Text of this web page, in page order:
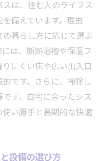
期間の違いを詳しく
られる見積もりのポ
を実現する方法
長持ちさせる使い方
ナンス方法と注意点
は、住む人のライフス
備えています。理由
暮らし方に応じて選ぶ
は、断熱浴槽や保温フ
にくい床や広い出入口
です。さらに、掃除し
す。自宅に合ったシス
い勝手と長期的な快適
設備の選び方